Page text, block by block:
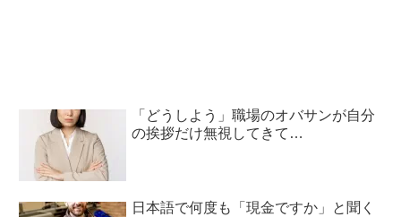
「どうしよう」職場のオバサンが自分
の挨拶だけ無視してきて…
日本語で何度も「現金ですか」と聞く